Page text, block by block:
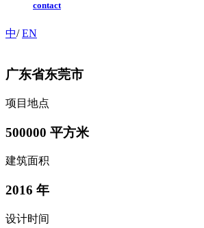
contact
中/EN
广东省东莞市
项目地点
500000 平方米
建筑面积
2016 年
设计时间